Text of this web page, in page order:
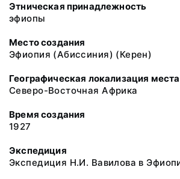
Этническая принадлежность
эфиопы
Место создания
Эфиопия (Абиссиния) (Керен)
Географическая локализация
Северо-Восточная Африка
Время создания
1927
Экспедиция
Экспедиция Н.И. Вавилова в